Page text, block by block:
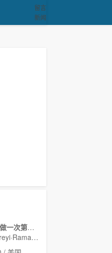
留言
新闻
好想做一次第一季
Maitreyi·Ramakrishnan,普娜·贾甘纳坦,李·罗德里格斯,Richa·Moorjani,Martin·Martinez,Benjamin·Norris,亚当·沙皮罗,雷蒙娜·杨,Christina·Kartchner,Jaren·Lewison,Jack·Seavor·McDonald,Darren·Barnet,Dino·Petrera,Aitana·Rinab,Hanna·S